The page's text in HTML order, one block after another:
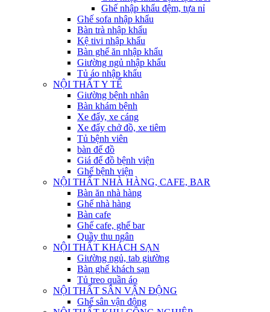
Ghế nhập khẩu đệm, tựa nỉ
Ghế sofa nhập khẩu
Bàn trà nhập khẩu
Kệ tivi nhập khẩu
Bàn ghế ăn nhập khẩu
Giường ngủ nhập khẩu
Tủ áo nhập khẩu
NỘI THẤT Y TẾ
Giường bệnh nhân
Bàn khám bệnh
Xe đẩy, xe cáng
Xe đẩy chở đồ, xe tiêm
Tủ bệnh viên
bàn để đồ
Giá để đồ bệnh viện
Ghế bệnh viện
NỘI THẤT NHÀ HÀNG, CAFE, BAR
Bàn ăn nhà hàng
Ghế nhà hàng
Bàn cafe
Ghế cafe, ghế bar
Quầy thu ngân
NỘI THẤT KHÁCH SẠN
Giường ngủ, tab giường
Bàn ghế khách sạn
Tủ treo quần áo
NỘI THẤT SÂN VẬN ĐỘNG
Ghế sân vận động